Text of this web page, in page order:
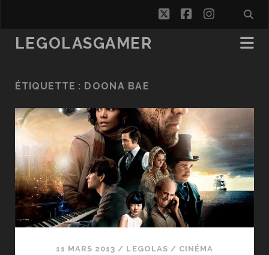
twitterfacebook
LEGOLASGAMER
ÉTIQUETTE : DOONA BAE
11 MARS 2013 / LEGOLAS / CINÉMA